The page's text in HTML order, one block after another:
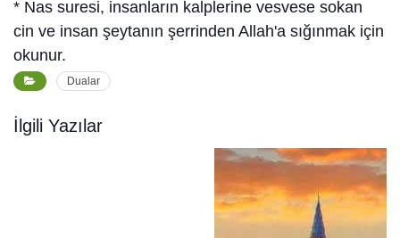
* Nas suresi, insanların kalplerine vesvese sokan
cin ve insan şeytanın şerrinden Allah'a sığınmak için
okunur.
Dualar
İlgili Yazılar